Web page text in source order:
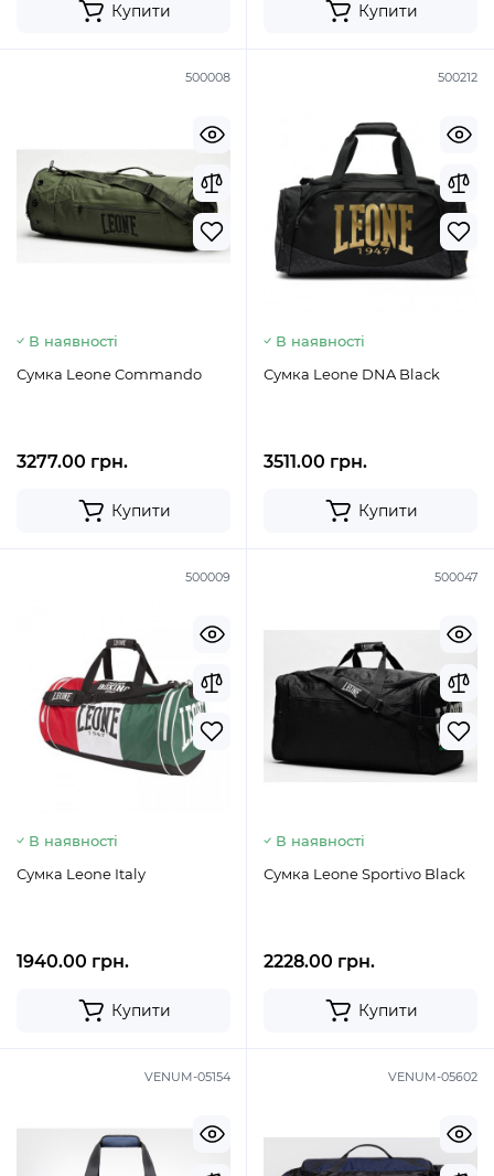
Купити Купити
500008
В наявності
Сумка Leone Commando
3277.00 грн.
Купити
500212
В наявності
Сумка Leone DNA Black
3511.00 грн.
Купити
500009
В наявності
Сумка Leone Italy
1940.00 грн.
Купити
500047
В наявності
Сумка Leone Sportivo Black
2228.00 грн.
Купити
VENUM-05154 VENUM-05602